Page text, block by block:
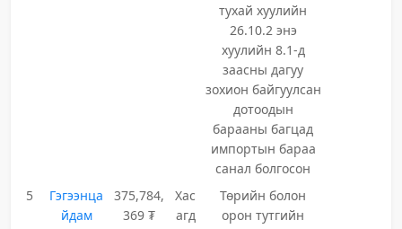
тухай хуулийн
26.10.2 энэ
хуулийн 8.1-д
заасны дагуу
зохион байгуулсан
дотоодын
барааны багцад
импортын бараа
санал болгосон
5
Гэгээнца
йдам
375,784,
369 ₮
Хас
агд
Төрийн болон
орон тутгийн